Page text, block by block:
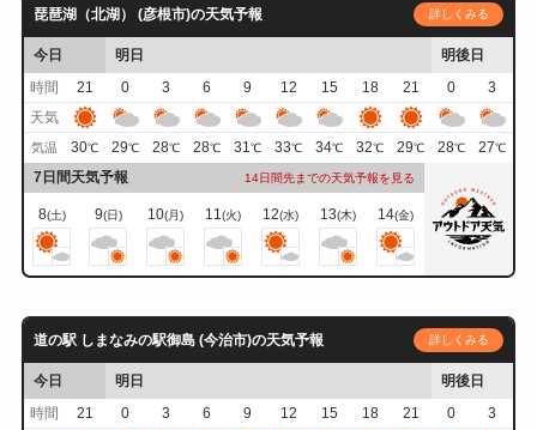
琵琶湖（北湖） (彦根市)の天気予報 詳しくみる
今日 明日
明後日
時間
21 0 3 6 9 12 15 18 21 0
3
天気
気温 30℃ 29℃ 28℃ 28℃ 31℃ 33℃ 34℃ 32℃ 29℃ 28℃ 27℃
7日間天気予報 14日間先までの天気予報を見る
8(土) 9(日) 10(月) 11(火) 12(水) 13(木) 14(金)
道の駅 しまなみの駅御島 (今治市)の天気予報 詳しくみる
今日 明日
明後日
時間
21 0 3 6 9 12 15 18 21 0
3